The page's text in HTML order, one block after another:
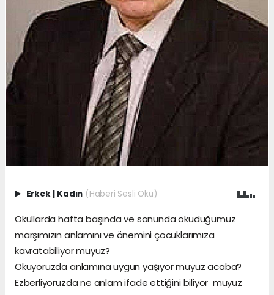
Erkek | Kadın (Haberi Sesli Oku)
Okullarda hafta başında ve sonunda okuduğumuz
marşımızın anlamını ve önemini çocuklarımıza
kavratabiliyor muyuz?
Okuyoruzda anlamına uygun yaşıyor muyuz acaba?
Ezberliyoruzda ne anlam ifade ettiğini biliyor muyuz